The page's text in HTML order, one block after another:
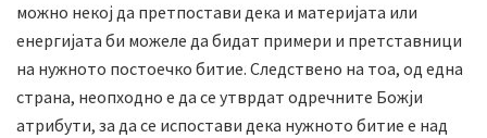
можно некој да претпостави дека и материјата или
енергијата би можеле да бидат примери и претставници
на нужното постоечко битие. Следствено на тоа, од една
страна, неопходно е да се утврдат одречните Божји
атрибути, за да се испостави дека нужното битие е над